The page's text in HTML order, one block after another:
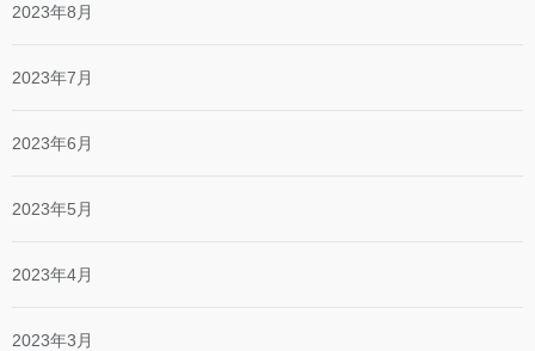
2023年8月
2023年7月
2023年6月
2023年5月
2023年4月
2023年3月